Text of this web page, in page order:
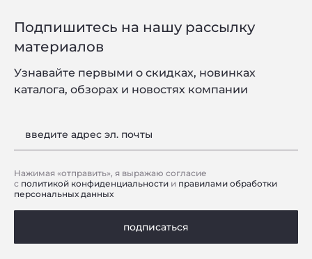
Подпишитесь на нашу рассылку
материалов
Узнавайте первыми о скидках, новинках
каталога, обзорах и новостях компании
введите адрес эл. почты
Нажимая «отправить», я выражаю согласие
с политикой конфиденциальности и правилами обработки
персональных данных
подписаться